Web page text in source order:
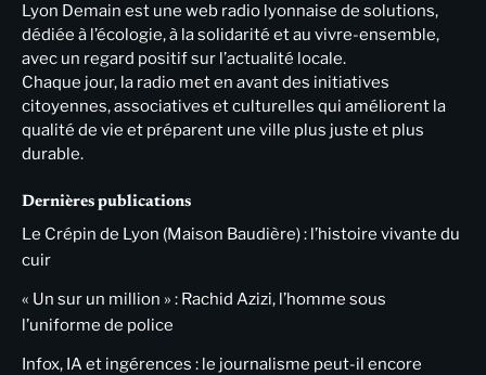
Lyon Demain est une web radio lyonnaise de solutions,
dédiée à l’écologie, à la solidarité et au vivre-ensemble,
avec un regard positif sur l’actualité locale.
Chaque jour, la radio met en avant des initiatives
citoyennes, associatives et culturelles qui améliorent la
qualité de vie et préparent une ville plus juste et plus
durable.
Dernières publications
Le Crépin de Lyon (Maison Baudière) : l’histoire vivante du
cuir
« Un sur un million » : Rachid Azizi, l’homme sous
l’uniforme de police
Infox, IA et ingérences : le journalisme peut-il encore